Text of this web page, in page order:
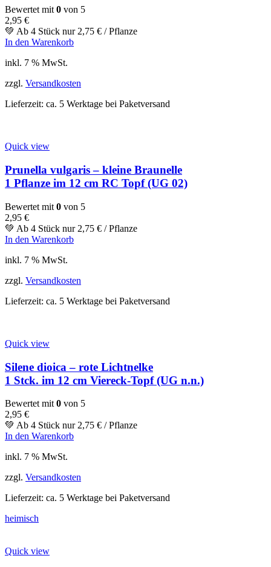
Bewertet mit 0 von 5
2,95 €
💚 Ab 4 Stück nur 2,75 € / Pflanze
In den Warenkorb
inkl. 7 % MwSt.
zzgl. Versandkosten
Lieferzeit: ca. 5 Werktage bei Paketversand
Quick view
Prunella vulgaris – kleine Braunelle
1 Pflanze im 12 cm RC Topf (UG 02)
Bewertet mit 0 von 5
2,95 €
💚 Ab 4 Stück nur 2,75 € / Pflanze
In den Warenkorb
inkl. 7 % MwSt.
zzgl. Versandkosten
Lieferzeit: ca. 5 Werktage bei Paketversand
Quick view
Silene dioica – rote Lichtnelke
1 Stck. im 12 cm Viereck-Topf (UG n.n.)
Bewertet mit 0 von 5
2,95 €
💚 Ab 4 Stück nur 2,75 € / Pflanze
In den Warenkorb
inkl. 7 % MwSt.
zzgl. Versandkosten
Lieferzeit: ca. 5 Werktage bei Paketversand
heimisch
Quick view